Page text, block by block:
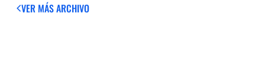
VER MÁSARCHIVO